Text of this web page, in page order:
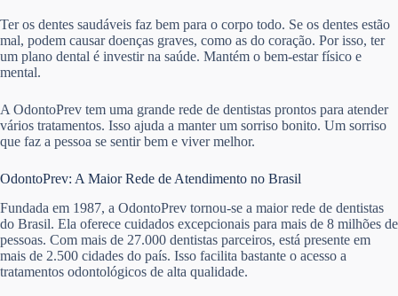
Ter os dentes saudáveis faz bem para o corpo todo. Se os dentes estão
mal, podem causar doenças graves, como as do coração. Por isso, ter
um plano dental é investir na saúde. Mantém o bem-estar físico e
mental.
A OdontoPrev tem uma grande rede de dentistas prontos para atender
vários tratamentos. Isso ajuda a manter um sorriso bonito. Um sorriso
que faz a pessoa se sentir bem e viver melhor.
OdontoPrev: A Maior Rede de Atendimento no Brasil
Fundada em 1987, a OdontoPrev tornou-se a maior rede de dentistas
do Brasil. Ela oferece cuidados excepcionais para mais de 8 milhões de
pessoas. Com mais de 27.000 dentistas parceiros, está presente em
mais de 2.500 cidades do país. Isso facilita bastante o acesso a
tratamentos odontológicos de alta qualidade.